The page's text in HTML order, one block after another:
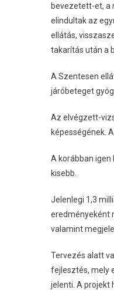
bevezetett-et, a
elindultak az
ellátás,
takarítás után a
A Szentesen
járóbeteget
Az elvégzett-
képességének.
A korábban
kisebb.
Jelenlegi 1,3
eredményeként
valamint
Tervezés alatt
fejlesztés, mely
jelenti. A projekt